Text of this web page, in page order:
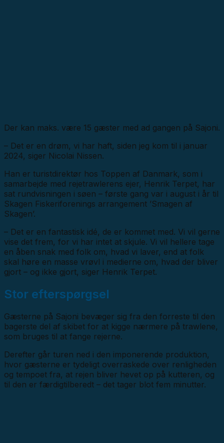
Der kan maks. være 15 gæster med ad gangen på Sajoni.
– Det er en drøm, vi har haft, siden jeg kom til i januar
2024, siger Nicolai Nissen.
Han er turistdirektør hos Toppen af Danmark, som i
samarbejde med rejetrawlerens ejer, Henrik Terpet, har
sat rundvisningen i søen – første gang var i august i år til
Skagen Fiskeriforenings arrangement ’Smagen af
Skagen’.
– Det er en fantastisk idé, de er kommet med. Vi vil gerne
vise det frem, for vi har intet at skjule. Vi vil hellere tage
en åben snak med folk om, hvad vi laver, end at folk
skal høre en masse vrøvl i medierne om, hvad der bliver
gjort – og ikke gjort, siger Henrik Terpet.
Stor efterspørgsel
Gæsterne på Sajoni bevæger sig fra den forreste til den
bagerste del af skibet for at kigge nærmere på trawlene,
som bruges til at fange rejerne.
Derefter går turen ned i den imponerende produktion,
hvor gæsterne er tydeligt overraskede over renligheden
og tempoet fra, at rejen bliver hevet op på kutteren, og
til den er færdigtilberedt – det tager blot fem minutter.